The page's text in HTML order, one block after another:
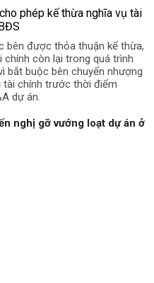
bên được thỏa thuận kế thừa,
còn lại trong quá trình
bắt buộc bên chuyển nhượng
tài chính trước thời điểm
dự án.
nghị gỡ vướng loạt dự án ở